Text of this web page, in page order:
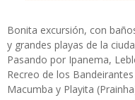
Bonita excursión, con
y grandes playas de la
Pasando por Ipanema,
Recreo de los
Macumba y Playita